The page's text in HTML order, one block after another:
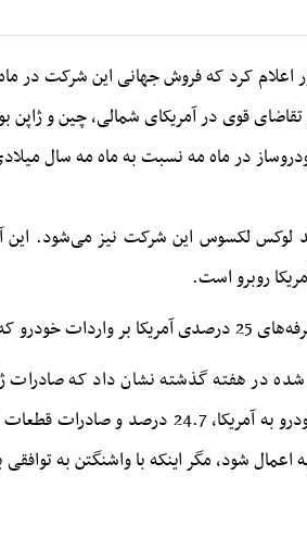
لوکس لکسوس این شرکت نیز می‌شود.
روبرو است.
است، معاف کند.
در هفته گذشته نشان داد که صادرات
شود، مگر اینکه با واشنگتن به